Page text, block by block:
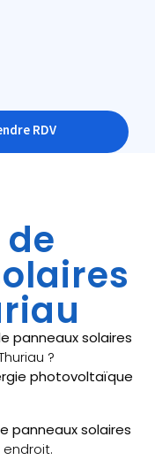
RDV
panneaux solaires
?
photovoltaïque
panneaux solaires